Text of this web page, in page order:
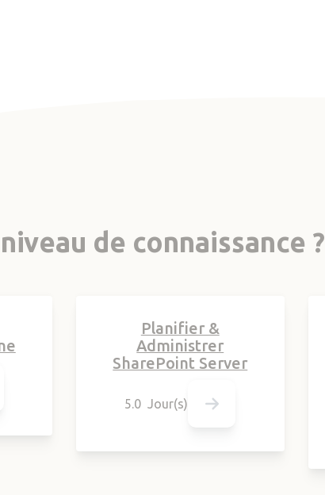
de connaissance ?
Planifier &
Administrer
SharePoint Server
5.0 Jour(s)